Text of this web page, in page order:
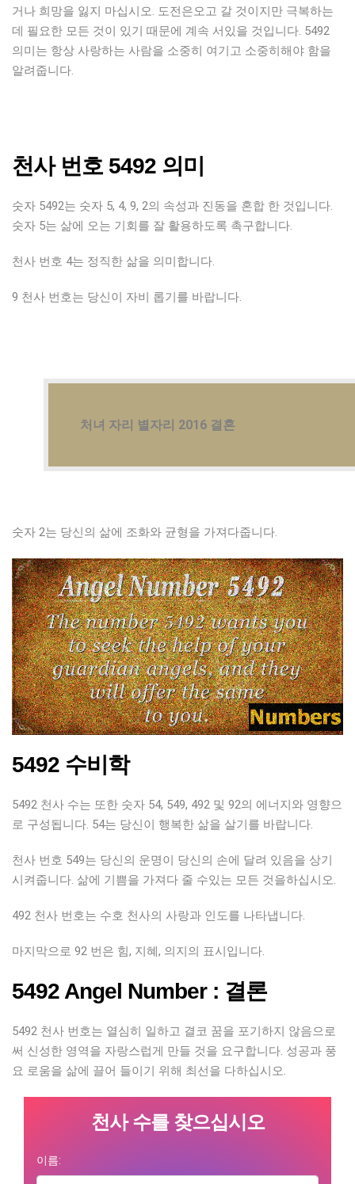
거나 희망을 잃지 마십시오. 도전은오고 갈 것이지만 극복하는
데 필요한 모든 것이 있기 때문에 계속 서있을 것입니다. 5492
의미는 항상 사랑하는 사람을 소중히 여기고 소중히해야 함을
알려줍니다.
천사 번호 5492 의미
숫자 5492는 숫자 5, 4, 9, 2의 속성과 진동을 혼합 한 것입니다.
숫자 5는 삶에 오는 기회를 잘 활용하도록 촉구합니다.
천사 번호 4는 정직한 삶을 의미합니다.
9 천사 번호는 당신이 자비 롭기를 바랍니다.
처녀 자리 별자리 2016 결혼
숫자 2는 당신의 삶에 조화와 균형을 가져다줍니다.
5492 수비학
5492 천사 수는 또한 숫자 54, 549, 492 및 92의 에너지와 영향으
로 구성됩니다. 54는 당신이 행복한 삶을 살기를 바랍니다.
천사 번호 549는 당신의 운명이 당신의 손에 달려 있음을 상기
시켜줍니다. 삶에 기쁨을 가져다 줄 수있는 모든 것을하십시오.
492 천사 번호는 수호 천사의 사랑과 인도를 나타냅니다.
마지막으로 92 번은 힘, 지혜, 의지의 표시입니다.
5492 Angel Number : 결론
5492 천사 번호는 열심히 일하고 결코 꿈을 포기하지 않음으로
써 신성한 영역을 자랑스럽게 만들 것을 요구합니다. 성공과 풍
요 로움을 삶에 끌어 들이기 위해 최선을 다하십시오.
천사 수를 찾으십시오
이름: